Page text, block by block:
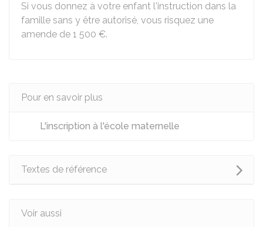
Si vous donnez à votre enfant l'instruction dans la
famille sans y être autorisé, vous risquez une
amende de 1 500 €.
Pour en savoir plus
L'inscription à l'école maternelle
Textes de référence
Voir aussi